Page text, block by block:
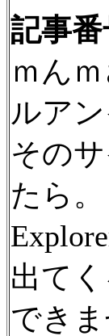
記事
ｍん
ルア
その
たら。
出て
でき